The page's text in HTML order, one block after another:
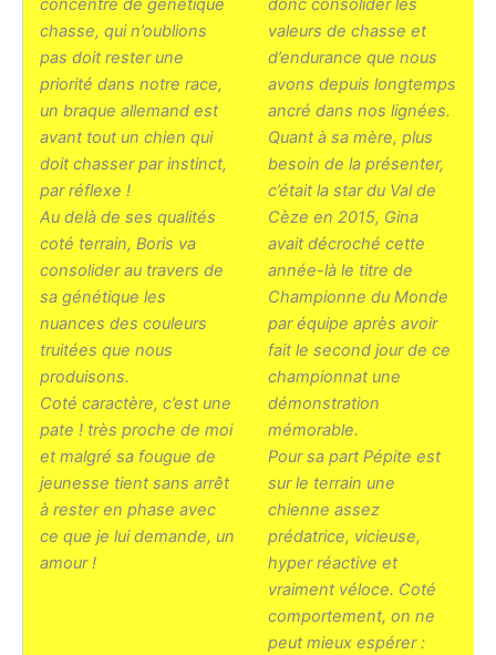
concentré de génétique
chasse, qui n’oublions
pas doit rester une
priorité dans notre race,
un braque allemand est
avant tout un chien qui
doit chasser par instinct,
par réflexe !
Au delà de ses qualités
coté terrain, Boris va
consolider au travers de
sa génétique les
nuances des couleurs
truitées que nous
produisons.
Coté caractère, c’est une
pate ! très proche de moi
et malgré sa fougue de
jeunesse tient sans arrêt
à rester en phase avec
ce que je lui demande, un
amour !
donc consolider les
valeurs de chasse et
d’endurance que nous
avons depuis longtemps
ancré dans nos lignées.
Quant à sa mère, plus
besoin de la présenter,
c’était la star du Val de
Cèze en 2015, Gina
avait décroché cette
année-là le titre de
Championne du Monde
par équipe après avoir
fait le second jour de ce
championnat une
démonstration
mémorable.
Pour sa part Pépite est
sur le terrain une
chienne assez
prédatrice, vicieuse,
hyper réactive et
vraiment véloce. Coté
comportement, on ne
peut mieux espérer :